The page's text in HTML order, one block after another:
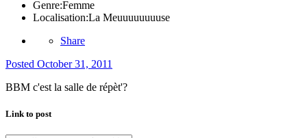
Genre:Femme
Localisation:La Meuuuuuuuuse
Share
Posted October 31, 2011
BBM c'est la salle de répèt'?
Link to post